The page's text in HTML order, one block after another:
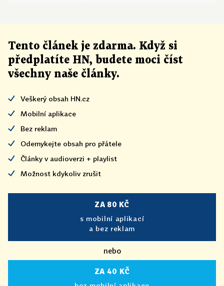
Tento článek je zdarma. Když si
předplatíte HN, budete moci číst
všechny naše články.
Veškerý obsah HN.cz
Mobilní aplikace
Bez reklam
Odemykejte obsah pro přátele
Články v audioverzi + playlist
Možnost kdykoliv zrušit
ZA 80 KČ
s mobilní aplikací
a bez reklam
nebo
ZA 40 KČ